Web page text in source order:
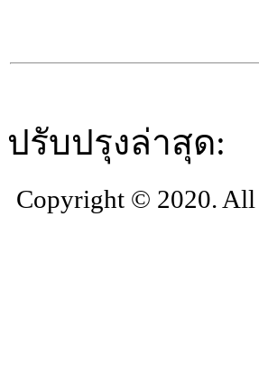
ปรับปรุงล่าสุด:
Copyright © 2020. All